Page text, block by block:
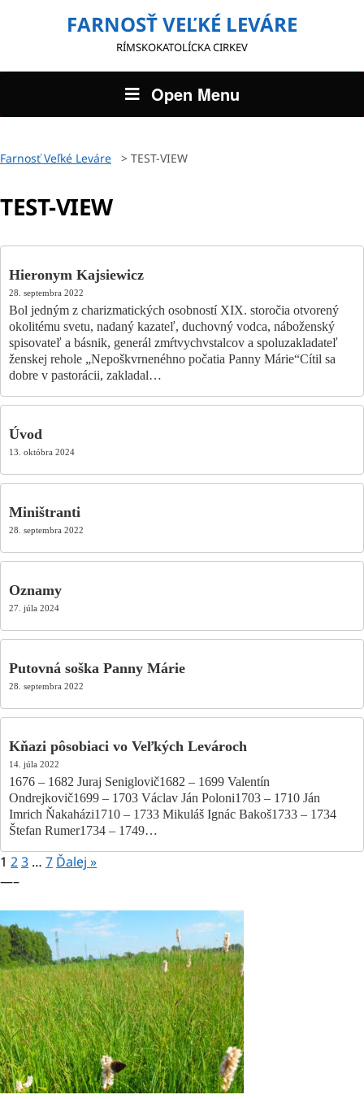
FARNOSŤ VEĽKÉ LEVÁRE
RÍMSKOKATOLÍCKA CIRKEV
Open Menu
Farnosť Veľké Leváre > TEST-VIEW
TEST-VIEW
Hieronym Kajsiewicz
28. septembra 2022
Bol jedným z charizmatických osobností XIX. storočia otvorený
okolitému svetu, nadaný kazateľ, duchovný vodca, náboženský
spisovateľ a básnik, generál zmŕtvychvstalcov a spoluzakladateľ
ženskej rehole „Nepoškvrnenéhno počatia Panny Márie“Cítil sa
dobre v pastorácii, zakladal…
Úvod
13. októbra 2024
Miništranti
28. septembra 2022
Oznamy
27. júla 2024
Putovná soška Panny Márie
28. septembra 2022
Kňazi pôsobiaci vo Veľkých Levároch
14. júla 2022
1676 – 1682 Juraj Seniglovič1682 – 1699 Valentín
Ondrejkovič1699 – 1703 Václav Ján Poloni1703 – 1710 Ján
Imrich Ňakaházi1710 – 1733 Mikuláš Ignác Bakoš1733 – 1734
Štefan Rumer1734 – 1749…
1 23 … 7 Ďalej »
—–